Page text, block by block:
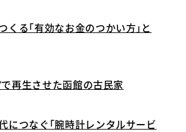
くる｢有効なお金のつかい方｣と
再生させた函館の古民家
につなぐ｢腕時計レンタルサービ